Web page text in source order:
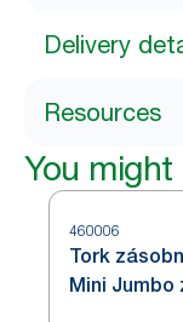
Delivery
Resources
You might
460006
Tork
Mini Jumbo